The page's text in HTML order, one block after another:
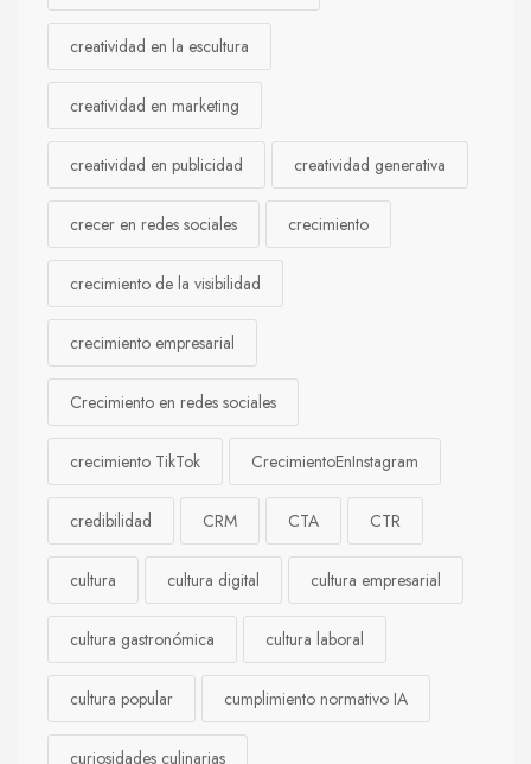
creatividad en la escultura
creatividad en marketing
creatividad en publicidad creatividad generativa
crecer en redes sociales crecimiento
crecimiento de la visibilidad
crecimiento empresarial
Crecimiento en redes sociales
crecimiento TikTok CrecimientoEnInstagram
credibilidad CRM CTA CTR
cultura cultura digital cultura empresarial
cultura gastronómica cultura laboral
cultura popular cumplimiento normativo IA
curiosidades culinarias